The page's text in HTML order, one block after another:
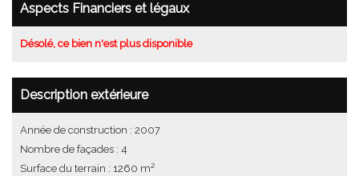
Aspects Financiers et légaux
Désolé, ce bien n'est plus disponible
Description extérieure
Année de construction : 2007
Nombre de façades : 4
Surface du terrain : 1260 m²